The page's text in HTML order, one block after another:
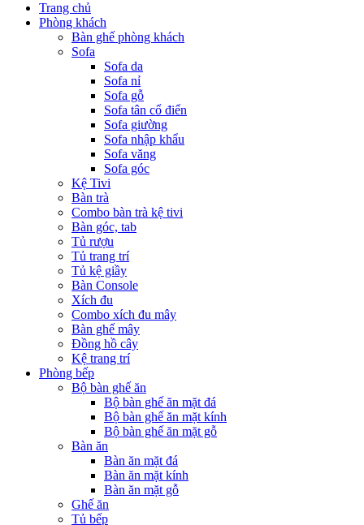
Trang chủ
Phòng khách
Bàn ghế phòng khách
Sofa
Sofa da
Sofa nỉ
Sofa gỗ
Sofa tân cổ điển
Sofa giường
Sofa nhập khẩu
Sofa văng
Sofa góc
Kệ Tivi
Bàn trà
Combo bàn trà kệ tivi
Bàn góc, tab
Tủ rượu
Tủ trang trí
Tủ kệ giầy
Bàn Console
Xích đu
Combo xích đu mây
Bàn ghế mây
Đồng hồ cây
Kệ trang trí
Phòng bếp
Bộ bàn ghế ăn
Bộ bàn ghế ăn mặt đá
Bộ bàn ghế ăn mặt kính
Bộ bàn ghế ăn mặt gỗ
Bàn ăn
Bàn ăn mặt đá
Bàn ăn mặt kính
Bàn ăn mặt gỗ
Ghế ăn
Tủ bếp